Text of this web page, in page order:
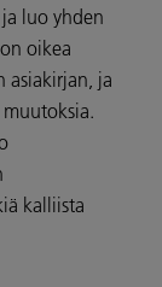
luo yhden
oikea
asiakirjan, ja
kalliista